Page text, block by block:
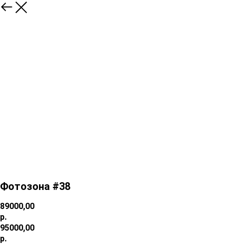
Фотозона #38
89000,00
р.
95000,00
р.